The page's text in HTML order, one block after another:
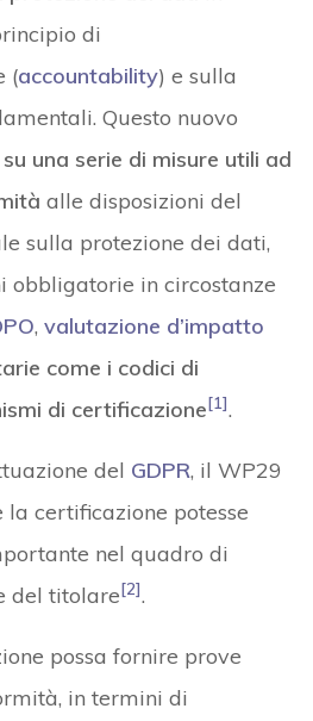
di
(accountability) e sulla
Questo nuovo
una serie di misure utili ad
alle disposizioni del
sulla protezione dei dati,
obbligatorie in circostanze
, valutazione d’impatto
come i codici di
di certificazione[1].
del GDPR, il WP29
certificazione potesse
nel quadro di
del titolare[2].
possa fornire prove
in termini di